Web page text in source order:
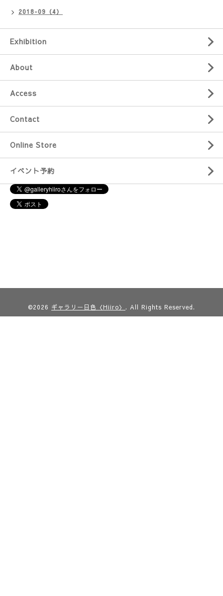
2018-09（4）
Exhibition
About
Access
Contact
Online Store
イベント予約
©2026 ギャラリー日色〈Hiiro〉 . All Rights Reserved.